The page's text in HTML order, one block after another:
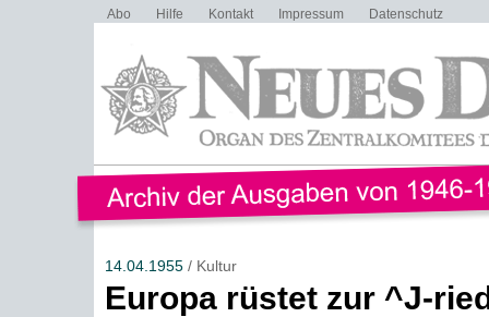
Abo Hilfe Kontakt Impressum Datenschutz
14.04.1955/ Kultur
Europa rüstet zur ^J-